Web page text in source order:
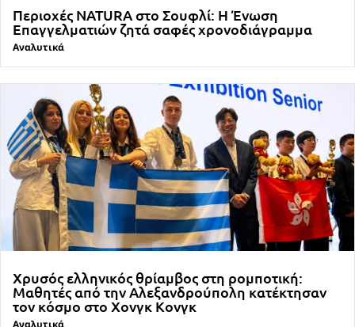
Περιοχές NATURA στο Σουφλί: Η Ένωση
Επαγγελματιών ζητά σαφές χρονοδιάγραμμα
Αναλυτικά
Χρυσός ελληνικός θρίαμβος στη ρομποτική:
Μαθητές από την Αλεξανδρούπολη κατέκτησαν
τον κόσμο στο Χονγκ Κονγκ
Αναλυτικά